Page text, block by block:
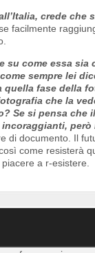
crede
facilmente
come essa
sempre lei
fase della
che la
Se si pensa
documento. Il
come resisterà
a r-esistere.